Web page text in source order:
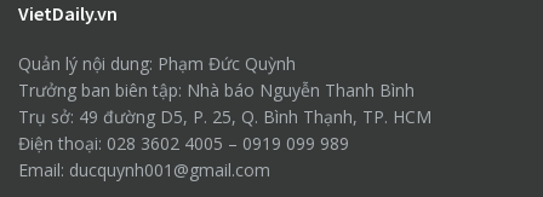
VietDaily.vn
Quản lý nội dung: Phạm Đức Quỳnh
Trưởng ban biên tập: Nhà báo Nguyễn Thanh Bình
Trụ sở: 49 đường D5, P. 25, Q. Bình Thạnh, TP. HCM
Điện thoại: 028 3602 4005 – 0919 099 989
Email: ducquynh001@gmail.com